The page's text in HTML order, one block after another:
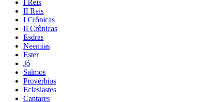
I Reis
II Reis
I Crônicas
II Crônicas
Esdras
Neemias
Ester
Jó
Salmos
Provérbios
Eclesiastes
Cantares